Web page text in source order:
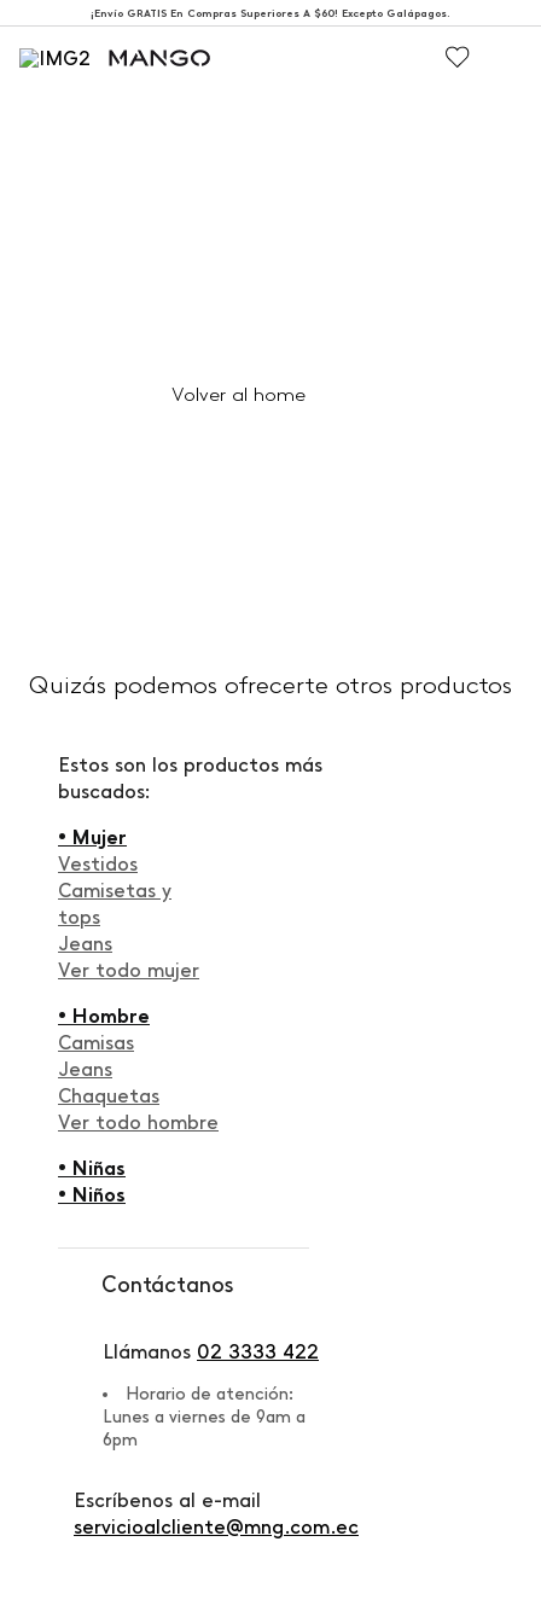
¡Envío GRATIS En Compras Superiores A $60! Excepto Galápagos.
Volver al home
Quizás podemos ofrecerte otros productos
Estos son los productos más
buscados:
• Mujer
Vestidos
Camisetas y
tops
Jeans
Ver todo mujer
• Hombre
Camisas
Jeans
Chaquetas
Ver todo hombre
• Niñas
• Niños
Contáctanos
Llámanos 02 3333 422
Horario de atención:
Lunes a viernes de 9am a
6pm
Escríbenos al e-mail
servicioalcliente@mng.com.ec